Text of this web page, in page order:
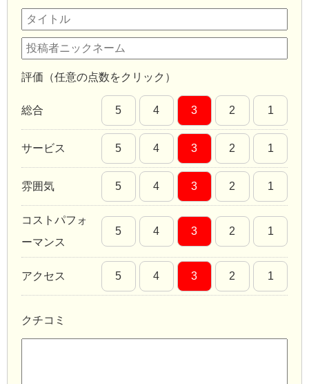
評価（任意の点数をクリック）
総合 5 4 3 2 1
サービス 5 4 3 2 1
雰囲気 5 4 3 2 1
コストパフォ
ーマンス
5 4 3 2 1
アクセス 5 4 3 2 1
クチコミ